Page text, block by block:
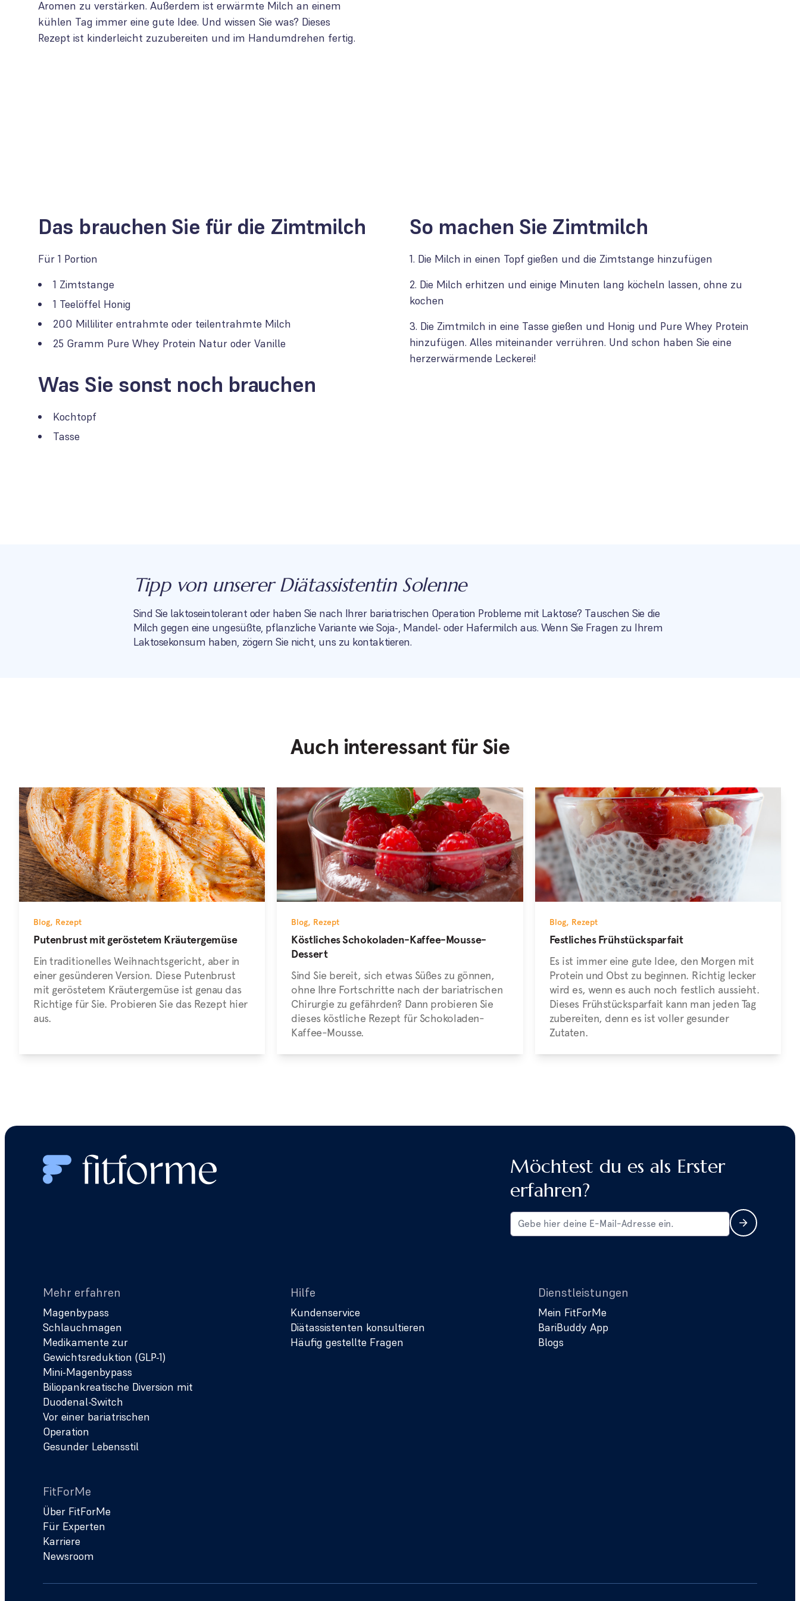
Aromen zu verstärken. Außerdem ist erwärmte Milch an einem
kühlen Tag immer eine gute Idee. Und wissen Sie was? Dieses
Rezept ist kinderleicht zuzubereiten und im Handumdrehen fertig.
Das brauchen Sie für die Zimtmilch
Für 1 Portion
1 Zimtstange
1 Teelöffel Honig
200 Milliliter entrahmte oder teilentrahmte Milch
25 Gramm Pure Whey Protein Natur oder Vanille
Was Sie sonst noch brauchen
Kochtopf
Tasse
So machen Sie Zimtmilch
1. Die Milch in einen Topf gießen und die Zimtstange hinzufügen
2. Die Milch erhitzen und einige Minuten lang köcheln lassen, ohne zu
kochen
3. Die Zimtmilch in eine Tasse gießen und Honig und Pure Whey Protein
hinzufügen. Alles miteinander verrühren. Und schon haben Sie eine
herzerwärmende Leckerei!
Tipp von unserer Diätassistentin Solenne
Sind Sie laktoseintolerant oder haben Sie nach Ihrer bariatrischen Operation Probleme mit Laktose? Tauschen Sie die
Milch gegen eine ungesüßte, pflanzliche Variante wie Soja-, Mandel- oder Hafermilch aus. Wenn Sie Fragen zu Ihrem
Laktosekonsum haben, zögern Sie nicht, uns zu kontaktieren.
Auch interessant für Sie
Blog, Rezept
Putenbrust mit geröstetem Kräutergemüse
Ein traditionelles Weihnachtsgericht, aber in
einer gesünderen Version. Diese Putenbrust
mit geröstetem Kräutergemüse ist genau das
Richtige für Sie. Probieren Sie das Rezept hier
aus.
Blog, Rezept
Köstliches Schokoladen-Kaffee-Mousse-
Dessert
Sind Sie bereit, sich etwas Süßes zu gönnen,
ohne Ihre Fortschritte nach der bariatrischen
Chirurgie zu gefährden? Dann probieren Sie
dieses köstliche Rezept für Schokoladen-
Kaffee-Mousse.
Blog, Rezept
Festliches Frühstücksparfait
Es ist immer eine gute Idee, den Morgen mit
Protein und Obst zu beginnen. Richtig lecker
wird es, wenn es auch noch festlich aussieht.
Dieses Frühstücksparfait kann man jeden Tag
zubereiten, denn es ist voller gesunder
Zutaten.
Möchtest du es als Erster
erfahren?
Mehr erfahren
Magenbypass
Schlauchmagen
Medikamente zur
Gewichtsreduktion (GLP-1)
Mini-Magenbypass
Biliopankreatische Diversion mit
Duodenal-Switch
Vor einer bariatrischen
Operation
Gesunder Lebensstil
Hilfe
Kundenservice
Diätassistenten konsultieren
Häufig gestellte Fragen
Dienstleistungen
Mein FitForMe
BariBuddy App
Blogs
FitForMe
Über FitForMe
Für Experten
Karriere
Newsroom